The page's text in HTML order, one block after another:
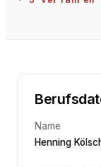
Name
Henning